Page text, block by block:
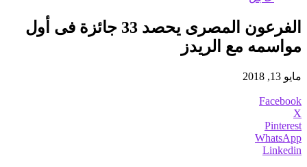
الفرعون المصرى يحصد 33 جائزة فى أول
مواسمه مع الريدز
مايو 13, 2018
Facebook
X
Pinterest
WhatsApp
Linkedin